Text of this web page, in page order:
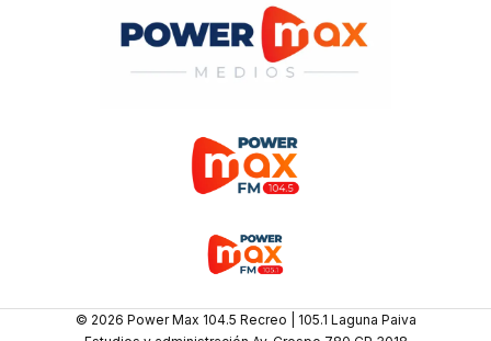
© 2026 Power Max 104.5 Recreo | 105.1 Laguna Paiva